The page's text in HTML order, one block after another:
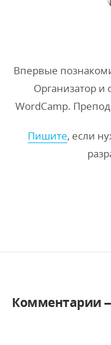
Впервые
Организатор и
WordCamp.
Пишите, если
Комментарии